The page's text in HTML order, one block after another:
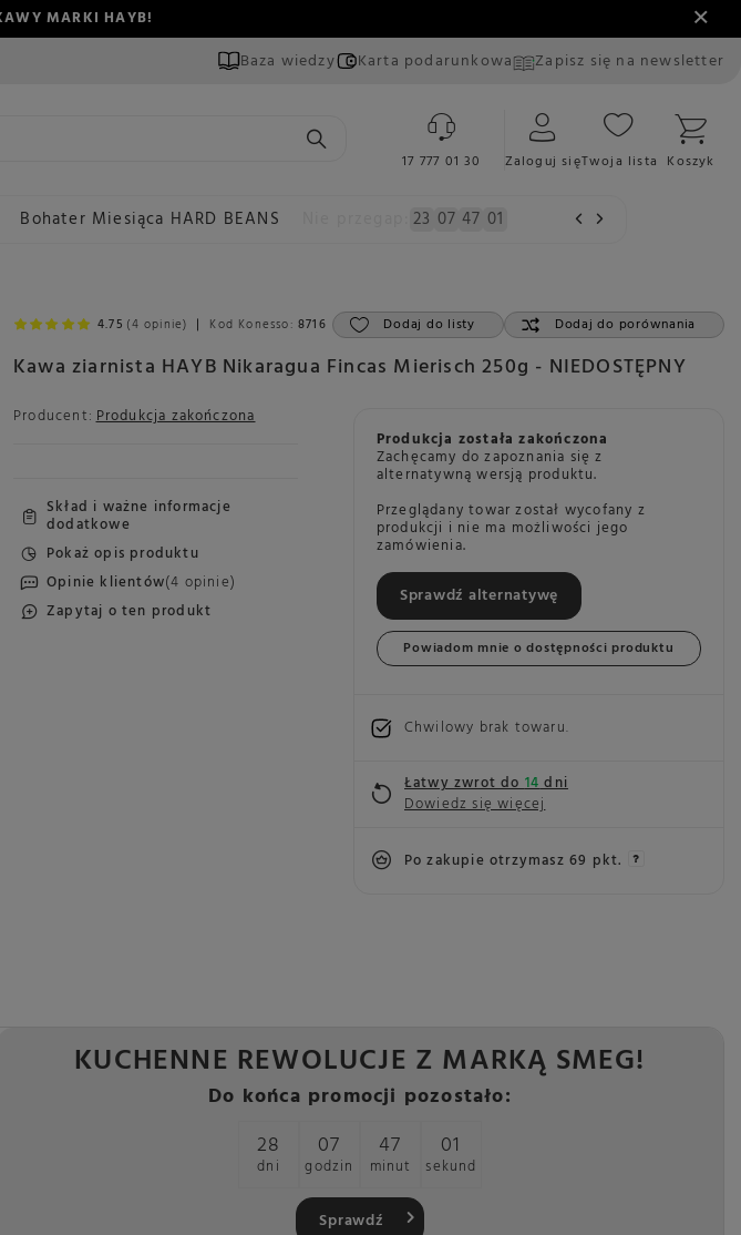
MARKI HAYB!
Baza wiedzy Karta podarunkowa Zapisz się na newsletter
17 777 01 30 Zaloguj sięTwoja lista Koszyk
Bohater Miesiąca HARD BEANS 23 07 46 59
Kawa ziarnista HAYB Nikaragua Fincas Mierisch 250g - NIEDOSTĘPNY
4.75 (4 opinie) Kod Konesso: 8716 Dodaj do listy Dodaj do porównania
Producent: Produkcja zakończona
Skład i ważne informacje
dodatkowe
Pokaż opis produktu
Opinie klientów(4 opinie)
Zapytaj o ten produkt
Produkcja została zakończona
Zachęcamy do zapoznania się z
alternatywną wersją produktu.
Przeglądany towar został wycofany z
produkcji i nie ma możliwości jego
zamówienia.
Sprawdź alternatywę
Powiadom mnie o dostępności produktu
Chwilowy brak towaru
Łatwy zwrot do14dni
Dowiedz się więcej
Po zakupie otrzymasz 69 pkt.
KUCHENNE REWOLUCJE Z MARKĄ SMEG!
Do końca promocji pozostało:
28
dni
07
godzin
46
minut
59
sekund
Sprawdź